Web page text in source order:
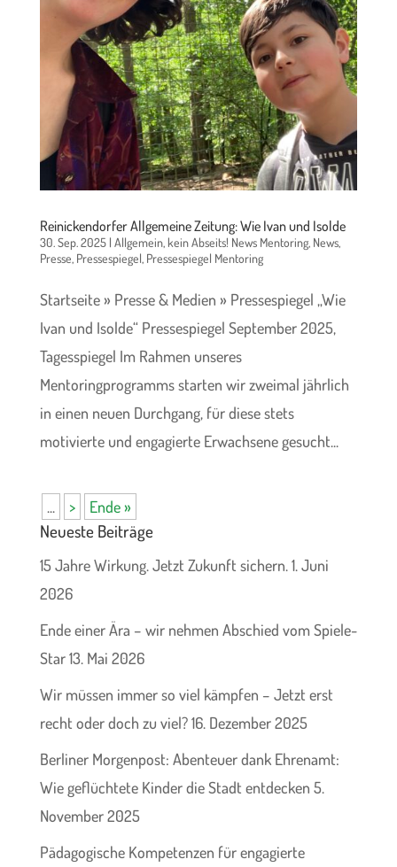
Reinickendorfer Allgemeine Zeitung: Wie Ivan und Isolde
30. Sep. 2025| Allgemein,kein Abseits! News Mentoring, News,
Presse, Pressespiegel, Pressespiegel Mentoring
Startseite » Presse & Medien » Pressespiegel „Wie
Ivan und Isolde“ Pressespiegel September 2025,
Tagesspiegel Im Rahmen unseres
Mentoringprogramms starten wir zweimal jährlich
in einen neuen Durchgang, für diese stets
motivierte und engagierte Erwachsene gesucht...
... > Ende »
Neueste Beiträge
15 Jahre Wirkung. Jetzt Zukunft sichern.1. Juni
2026
Ende einer Ära – wir nehmen Abschied vom Spiele-
Star13. Mai 2026
Wir müssen immer so viel kämpfen – Jetzt erst
recht oder doch zu viel?16. Dezember 2025
Berliner Morgenpost: Abenteuer dank Ehrenamt:
Wie geflüchtete Kinder die Stadt entdecken 5.
November 2025
Pädagogische Kompetenzen für engagierte